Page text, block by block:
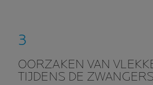
OORZAKEN VAN
TIJDENS DE